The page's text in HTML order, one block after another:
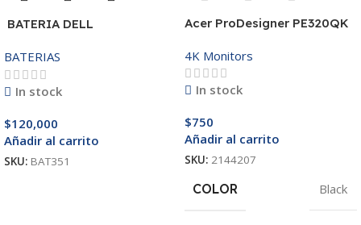
BATERIA DELL
3521/5421/3425 14.8V
BATERIAS
In stock
$120,000
Añadir al carrito
SKU: BAT351
Acer ProDesigner PE320QK
4K Monitors
In stock
$750
Añadir al carrito
SKU: 2144207
COLOR Black